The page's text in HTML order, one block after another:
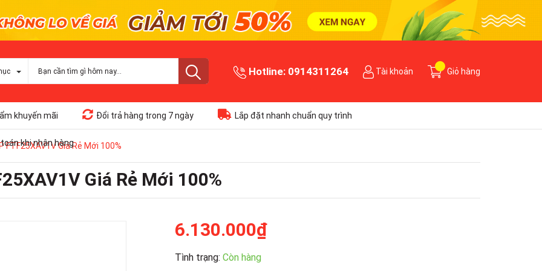
Hotline: 0914311264 Tài khoản Giỏ hàng
khuyến mãi Đổi trả hàng trong 7 ngày Lắp đặt nhanh chuẩn quy trình
khi nhận hàng
FTF25XAV1V Giá Rẻ Mới 100%
Giá Rẻ Mới 100%
6.130.000₫
Tình trạng: Còn hàng